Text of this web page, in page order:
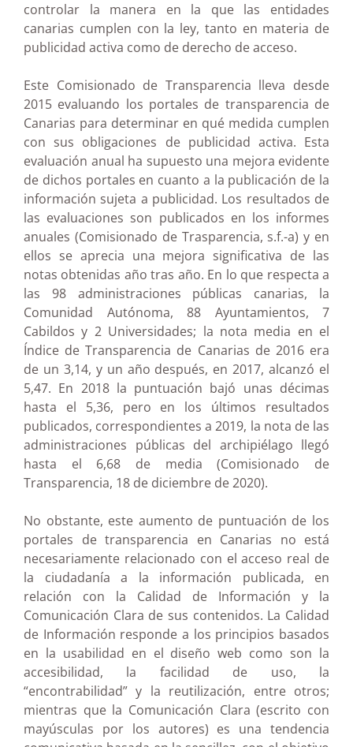
controlar la manera en la que las entidades
canarias cumplen con la ley, tanto en materia de
publicidad activa como de derecho de acceso.
Este Comisionado de Transparencia lleva desde
2015 evaluando los portales de transparencia de
Canarias para determinar en qué medida cumplen
con sus obligaciones de publicidad activa. Esta
evaluación anual ha supuesto una mejora evidente
de dichos portales en cuanto a la publicación de la
información sujeta a publicidad. Los resultados de
las evaluaciones son publicados en los informes
anuales (Comisionado de Trasparencia, s.f.-a) y en
ellos se aprecia una mejora significativa de las
notas obtenidas año tras año. En lo que respecta a
las 98 administraciones públicas canarias, la
Comunidad Autónoma, 88 Ayuntamientos, 7
Cabildos y 2 Universidades; la nota media en el
Índice de Transparencia de Canarias de 2016 era
de un 3,14, y un año después, en 2017, alcanzó el
5,47. En 2018 la puntuación bajó unas décimas
hasta el 5,36, pero en los últimos resultados
publicados, correspondientes a 2019, la nota de las
administraciones públicas del archipiélago llegó
hasta el 6,68 de media (Comisionado de
Transparencia, 18 de diciembre de 2020).
No obstante, este aumento de puntuación de los
portales de transparencia en Canarias no está
necesariamente relacionado con el acceso real de
la ciudadanía a la información publicada, en
relación con la Calidad de Información y la
Comunicación Clara de sus contenidos. La Calidad
de Información responde a los principios basados
en la usabilidad en el diseño web como son la
accesibilidad, la facilidad de uso, la
“encontrabilidad” y la reutilización, entre otros;
mientras que la Comunicación Clara (escrito con
mayúsculas por los autores) es una tendencia